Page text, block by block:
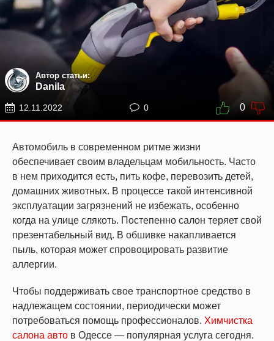
Автор статьи:
Danila
12.11.2022 0 0
Автомобиль в современном ритме жизни
обеспечивает своим владельцам мобильность. Часто
в нем приходится есть, пить кофе, перевозить детей,
домашних животных. В процессе такой интенсивной
эксплуатации загрязнений не избежать, особенно
когда на улице слякоть. Постепенно салон теряет свой
презентабельный вид. В обшивке накапливается
пыль, которая может спровоцировать развитие
аллергии.
Чтобы поддерживать свое транспортное средство в
надлежащем состоянии, периодически может
потребоваться помощь профессионалов. Химчистка
салона авто в Одессе — популярная услуга сегодня.